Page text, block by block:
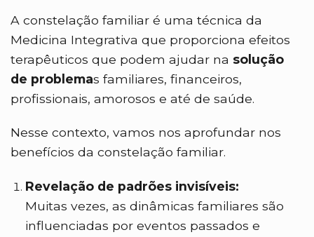
A constelação familiar é uma técnica da
Medicina Integrativa que proporciona efeitos
terapêuticos que podem ajudar na solução
de problemas familiares, financeiros,
profissionais, amorosos e até de saúde.
Nesse contexto, vamos nos aprofundar nos
benefícios da constelação familiar.
Revelação de padrões invisíveis:
Muitas vezes, as dinâmicas familiares são
influenciadas por eventos passados e